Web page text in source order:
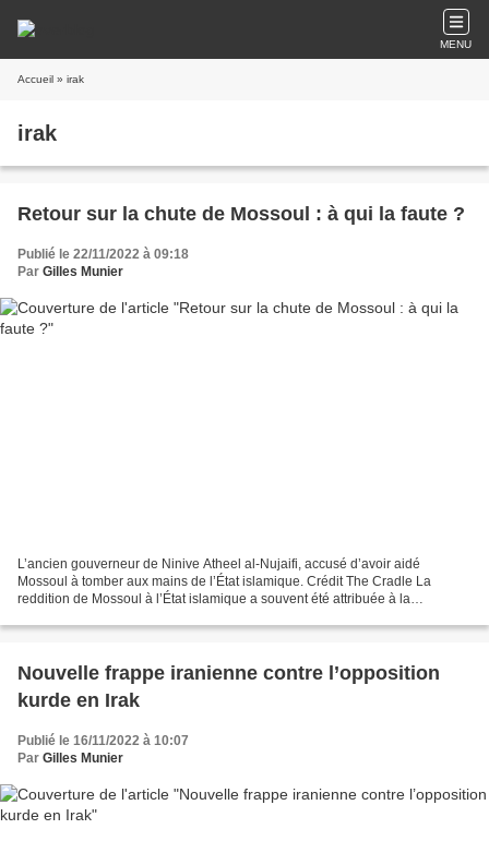
MENU
Accueil » irak
irak
Retour sur la chute de Mossoul : à qui la faute ?
Publié le 22/11/2022 à 09:18
Par Gilles Munier
L’ancien gouverneur de Ninive Atheel al-Nujaifi, accusé d’avoir aidé
Mossoul à tomber aux mains de l’État islamique. Crédit The Cradle La
reddition de Mossoul à l’État islamique a souvent été attribuée à la
Nouvelle frappe iranienne contre l’opposition
kurde en Irak
Publié le 16/11/2022 à 10:07
Par Gilles Munier